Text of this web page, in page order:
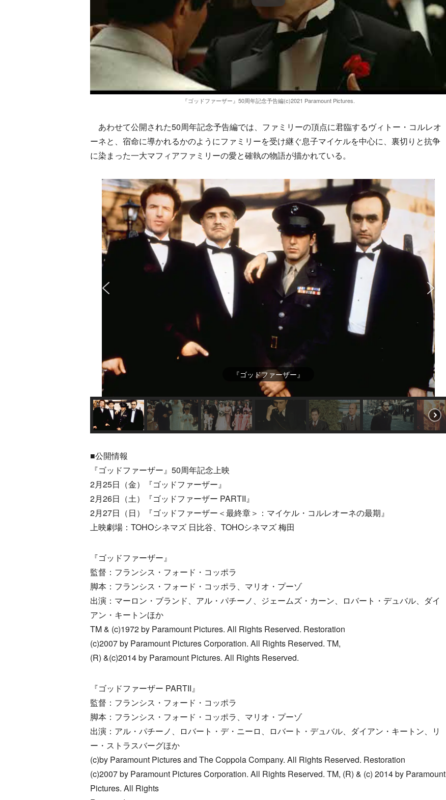
『ゴッドファーザー』50周年記念予告編(c)2021 Paramount Pictures.
あわせて公開された50周年記念予告編では、ファミリーの頂点に君臨するヴィトー・コルレオ
ーネと、宿命に導かれるかのようにファミリーを受け継ぐ息子マイケルを中心に、裏切りと抗争
に染まった一大マフィアファミリーの愛と確執の物語が描かれている。
『ゴッドファーザー』
■公開情報
『ゴッドファーザー』50周年記念上映
2月25日（金）『ゴッドファーザー』
2月26日（土）『ゴッドファーザー PARTII』
2月27日（日）『ゴッドファーザー＜最終章＞：マイケル・コルレオーネの最期』
上映劇場：TOHOシネマズ 日比谷、TOHOシネマズ 梅田
『ゴッドファーザー』
監督：フランシス・フォード・コッポラ
脚本：フランシス・フォード・コッポラ、マリオ・プーゾ
出演：マーロン・ブランド、アル・パチーノ、ジェームズ・カーン、ロバート・デュバル、ダイ
アン・キートンほか
TM & (c)1972 by Paramount Pictures. All Rights Reserved. Restoration
(c)2007 by Paramount Pictures Corporation. All Rights Reserved. TM,
(R) &(c)2014 by Paramount Pictures. All Rights Reserved.
『ゴッドファーザー PARTII』
監督：フランシス・フォード・コッポラ
脚本：フランシス・フォード・コッポラ、マリオ・プーゾ
出演：アル・パチーノ、ロバート・デ・ニーロ、ロバート・デュバル、ダイアン・キートン、リ
ー・ストラスバーグほか
(c)by Paramount Pictures and The Coppola Company. All Rights Reserved. Restoration
(c)2007 by Paramount Pictures Corporation. All Rights Reserved. TM, (R) & (c) 2014 by Paramount
Pictures. All Rights